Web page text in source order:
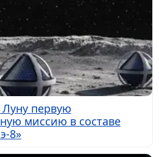
Луну первую
миссию в составе
8»